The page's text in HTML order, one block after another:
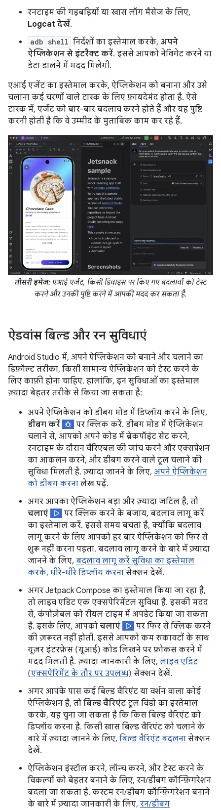
रनटाइम की गड़बड़ियों या खास लॉग मैसेज के लिए,
Logcat देखें.
adb shell निर्देशों का इस्तेमाल करके, अपने
ऐप्लिकेशन से इंटरैक्ट करें. इससे आपको नेविगेट करने या
डेटा डालने में मदद मिलेगी.
एआई एजेंट का इस्तेमाल करके, ऐप्लिकेशन को बनाना और उसे
चलाना कई चरणों वाले टास्क के लिए फ़ायदेमंद होता है. ऐसे
टास्क में, एजेंट को बार-बार बदलाव करने होते हैं और यह पुष्टि
करनी होती है कि वे उम्मीद के मुताबिक काम कर रहे हैं.
तीसरी इमेज:एआई एजेंट, किसी डिवाइस पर किए गए बदलावों को टेस्ट
करने और उनकी पुष्टि करने में आपकी मदद कर सकता है.
ऐडवांस बिल्ड और रन सुविधाएं
Android Studio में, अपने ऐप्लिकेशन को बनाने और चलाने का
डिफ़ॉल्ट तरीका, किसी सामान्य ऐप्लिकेशन को टेस्ट करने के
लिए काफ़ी होना चाहिए. हालांकि, इन सुविधाओं का इस्तेमाल
ज़्यादा बेहतर तरीके से किया जा सकता है:
अपने ऐप्लिकेशन को डीबग मोड में डिप्लॉय करने के लिए,
डीबग करें
पर क्लिक करें. डीबग मोड में ऐप्लिकेशन
चलाने से, आपको अपने कोड में ब्रेकपॉइंट सेट करने,
रनटाइम के दौरान वैरिएबल की जांच करने और एक्सप्रेशन
का आकलन करने, और डीबग करने वाले टूल चलाने की
सुविधा मिलती है. ज़्यादा जानने के लिए, अपने ऐप्लिकेशन
को डीबग करना लेख पढ़ें.
अगर आपका ऐप्लिकेशन बड़ा और ज़्यादा जटिल है, तो
चलाएं
पर क्लिक करने के बजाय, बदलाव लागू करें
का इस्तेमाल करें. इससे समय बचता है, क्योंकि बदलाव
लागू करने के लिए आपको हर बार ऐप्लिकेशन को फिर से
शुरू नहीं करना पड़ता. बदलाव लागू करने के बारे में ज़्यादा
जानने के लिए, बदलाव लागू करें सुविधा का इस्तेमाल
करके, धीरे-धीरे डिप्लॉय करना सेक्शन देखें.
अगर Jetpack Compose का इस्तेमाल किया जा रहा है,
तो लाइव एडिट एक एक्सपेरिमेंटल सुविधा है. इसकी मदद
से, कंपोज़ेबल को रीयल टाइम में अपडेट किया जा सकता
है. इसके लिए, आपको चलाएं
पर फिर से क्लिक करने
की ज़रूरत नहीं होती. इससे आपको कम रुकावटों के साथ
यूज़र इंटरफ़ेस (यूआई) कोड लिखने पर फ़ोकस करने में
मदद मिलती है. ज़्यादा जानकारी के लिए, लाइव एडिट
(एक्सपेरिमेंट के तौर पर उपलब्ध) सेक्शन देखें.
अगर आपके पास कई बिल्ड वैरिएंट या वर्शन वाला कोई
ऐप्लिकेशन है, तो बिल्ड वैरिएंट टूल विंडो का इस्तेमाल
करके, यह चुना जा सकता है कि किस बिल्ड वैरिएंट को
डिप्लॉय करना है. किसी खास बिल्ड वैरिएंट को चलाने के
बारे में ज़्यादा जानने के लिए, बिल्ड वैरिएंट बदलना सेक्शन
देखें.
ऐप्लिकेशन इंस्टॉल करने, लॉन्च करने, और टेस्ट करने के
विकल्पों को बेहतर बनाने के लिए, रन/डीबग कॉन्फ़िगरेशन
बदला जा सकता है. कस्टम रन/डीबग कॉन्फ़िगरेशन बनाने
के बारे में ज़्यादा जानकारी के लिए, रन/डीबग